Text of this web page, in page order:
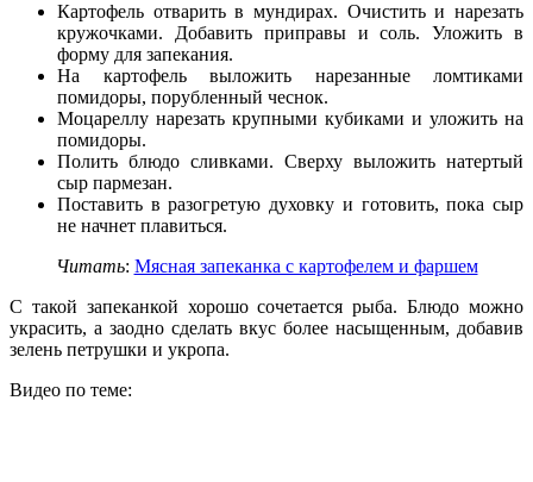
Картофель отварить в мундирах. Очистить и нарезать
кружочками. Добавить приправы и соль. Уложить в
форму для запекания.
На картофель выложить нарезанные ломтиками
помидоры, порубленный чеснок.
Моцареллу нарезать крупными кубиками и уложить на
помидоры.
Полить блюдо сливками. Сверху выложить натертый
сыр пармезан.
Поставить в разогретую духовку и готовить, пока сыр
не начнет плавиться.
Читать: Мясная запеканка с картофелем и фаршем
С такой запеканкой хорошо сочетается рыба. Блюдо можно
украсить, а заодно сделать вкус более насыщенным, добавив
зелень петрушки и укропа.
Видео по теме: